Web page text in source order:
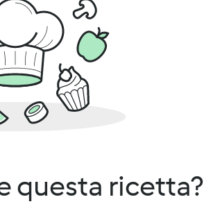
questa ricetta?